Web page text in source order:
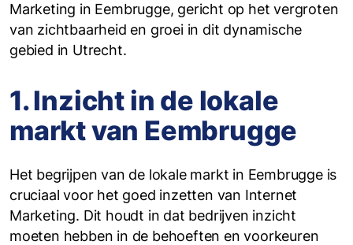
Marketing in Eembrugge, gericht op het vergroten
van zichtbaarheid en groei in dit dynamische
gebied in Utrecht.
1. Inzicht in de lokale
markt van Eembrugge
Het begrijpen van de lokale markt in Eembrugge is
cruciaal voor het goed inzetten van Internet
Marketing. Dit houdt in dat bedrijven inzicht
moeten hebben in de behoeften en voorkeuren